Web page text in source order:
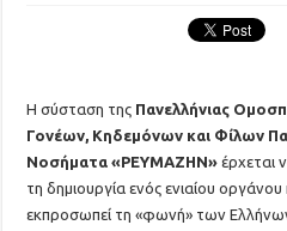
Η σύσταση της Πανελλήνιας
Γονέων, Κηδεμόνων και Φίλων
Νοσήματα «ΡΕΥΜΑΖΗΝ» έρχεται
τη δημιουργία ενός ενιαίου
εκπροσωπεί τη «φωνή» των